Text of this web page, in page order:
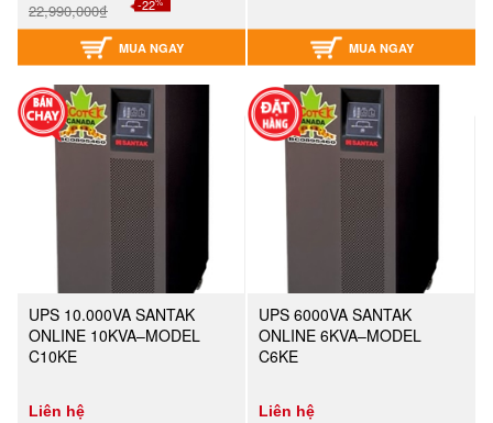
22,990,000₫ -22
MUA NGAY MUA NGAY
UPS 10.000VA SANTAK
ONLINE 10KVA–MODEL
C10KE
Liên hệ
UPS 6000VA SANTAK
ONLINE 6KVA–MODEL
C6KE
Liên hệ